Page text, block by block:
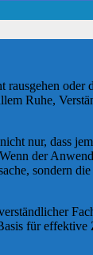
oder
Ruhe,
nur, dass
der
sondern
für effektive